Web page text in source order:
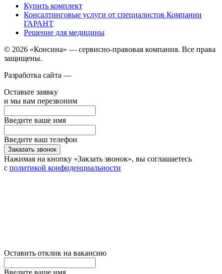
Купить комплект
Консалтинговые услуги от специалистов Компании
ГАРАНТ
Решение для медицины
© 2026 «Консина» — сервисно-правовая компания. Все права
защищены.
Разработка сайта —
Оставьте заявку
и мы вам перезвоним
Введите ваше имя
Введите ваш телефон
Заказать звонок
Нажимая на кнопку «Закзать звонок», вы соглашаетесь
с политикой конфиденциальности
Оставить отклик на вакансию
Введите ваше имя